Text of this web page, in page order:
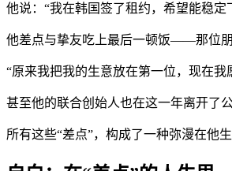
他说：“我在韩国签了租约，希望能稳
他差点与挚友吃上最后一顿饭——那位朋
“原来我把我的生意放在第一位，现在
甚至他的联合创始人也在这一年离开了
所有这些“差点”，构成了一种弥漫在他